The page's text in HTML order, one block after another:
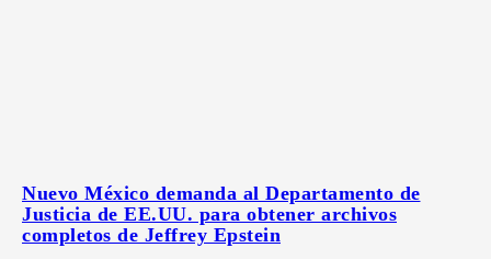
Nuevo México demanda al Departamento de
Justicia de EE.UU. para obtener archivos
completos de Jeffrey Epstein